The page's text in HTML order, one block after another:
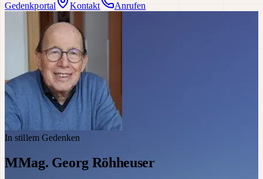
Gedenkportal Kontakt Anrufen
In stillem Gedenken
MMag. Georg Röhheuser